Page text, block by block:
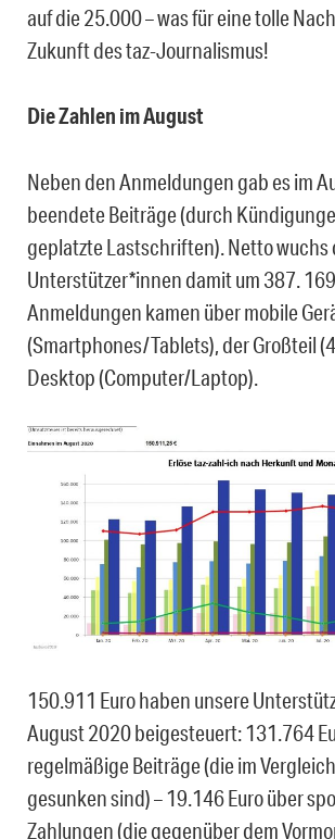
auf die 25.000 – was für eine tolle
Zukunft des taz-Journalismus!
Die Zahlen im August
Neben den Anmeldungen gab es im
beendete Beiträge (durch
geplatzte Lastschriften). Netto wuchs
Unterstützer*innen damit um 387.
Anmeldungen kamen über mobile
(Smartphones/Tablets), der Großteil
Desktop (Computer/Laptop).
150.911 Euro haben unsere
August 2020 beigesteuert: 131.764
regelmäßige Beiträge (die im
gesunken sind) – 19.146 Euro über
Zahlungen (die gegenüber dem